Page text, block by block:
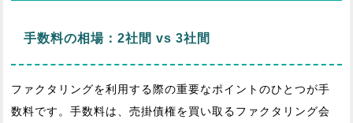
手数料の相場：2社間 vs 3社間
ファクタリングを利用する際の重要なポイントのひとつが手
数料です。手数料は、売掛債権を買い取るファクタリング会